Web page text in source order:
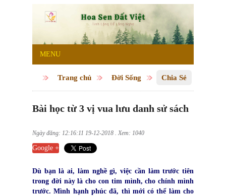
MENU
Trang chủ Đời Sống Chia Sẻ
Bài học từ 3 vị vua lưu danh sử sách
Ngày đăng: 12:16:11 19-12-2018 . Xem: 1040
Google +
Dù bạn là ai, làm nghề gì, việc cần làm trước tiên
trong đời này là cho con tim mình, cho chính mình
trước. Mình hạnh phúc đã, thì mới có thể làm cho